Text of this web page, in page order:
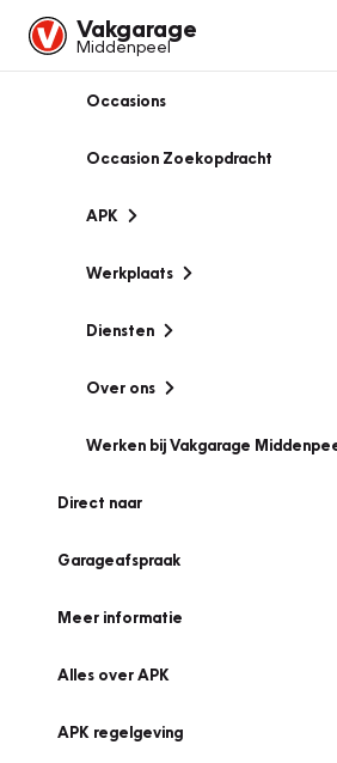
Vakgarage
Middenpeel
Occasions
Occasion Zoekopdracht
APK
Werkplaats
Diensten
Over ons
Werken bij Vakgarage
Direct naar
Garageafspraak
Meer informatie
Alles over APK
APK regelgeving